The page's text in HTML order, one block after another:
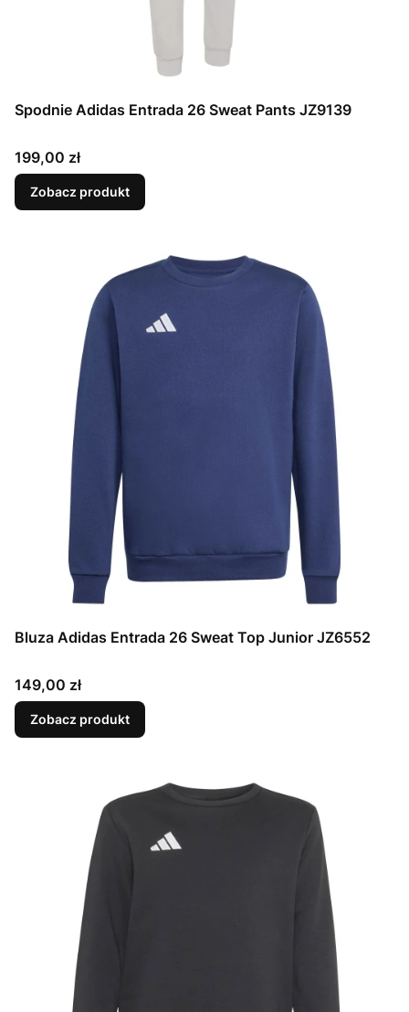
Spodnie Adidas Entrada 26 Sweat Pants JZ9139
Cena
199,00 zł
Zobacz produkt
Bluza Adidas Entrada 26 Sweat Top Junior JZ6552
Cena
149,00 zł
Zobacz produkt